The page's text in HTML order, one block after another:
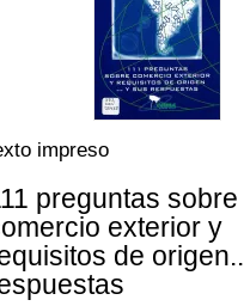
impreso
preguntas sobre
exterior y
de